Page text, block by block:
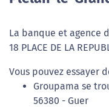
La banque et agence
18 PLACE DE LA
Vous pouvez essayer
Groupama se
56380 - Guer